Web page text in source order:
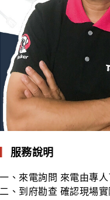
服務說明
一、來電詢問 來電由專
二、到府勘查 確認現場